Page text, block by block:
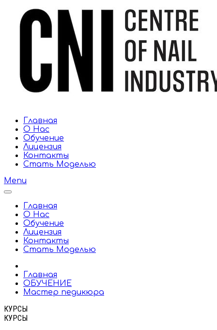
Главная
О Нас
Обучение
Лицензия
Контакты
Стать Моделью
Menu
Главная
О Нас
Обучение
Лицензия
Контакты
Стать Моделью
Главная
ОБУЧЕНИЕ
Мастер педикюра
КУРСЫ
КУРСЫ